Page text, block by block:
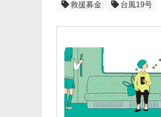
救援募金 台風19号